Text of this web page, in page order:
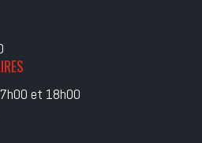
et 18h00